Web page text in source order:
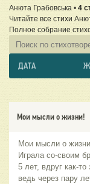
Анюта Грабовська • 4
Читайте все стихи
Полное собрание
ДАТА
Мои мысли о жизни!
Мои мысли о
Играла со-своим
5 лет, вдруг как-
ведь через пару